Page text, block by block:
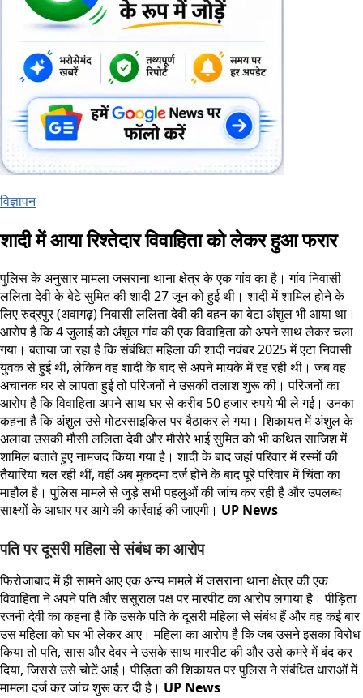
विज्ञापन
शादी में आया रिश्तेदार विवाहिता को लेकर हुआ फरार
पुलिस के अनुसार मामला जसराना थाना क्षेत्र के एक गांव का है। गांव निवासी
ललिता देवी के बेटे सुमित की शादी 27 जून को हुई थी। शादी में शामिल होने के
लिए रुद्रपुर (अवागढ़) निवासी ललिता देवी की बहन का बेटा अंशुल भी आया था।
आरोप है कि 4 जुलाई को अंशुल गांव की एक विवाहिता को अपने साथ लेकर चला
गया। बताया जा रहा है कि संबंधित महिला की शादी नवंबर 2025 में एटा निवासी
युवक से हुई थी, लेकिन वह शादी के बाद से अपने मायके में रह रही थी। जब वह
अचानक घर से लापता हुई तो परिजनों ने उसकी तलाश शुरू की। परिजनों का
आरोप है कि विवाहिता अपने साथ घर से करीब 50 हजार रुपये भी ले गई। उनका
कहना है कि अंशुल उसे मोटरसाइकिल पर बैठाकर ले गया। शिकायत में अंशुल के
अलावा उसकी मौसी ललिता देवी और मौसेरे भाई सुमित को भी कथित साजिश में
शामिल बताते हुए नामजद किया गया है। शादी के बाद जहां परिवार में रस्मों की
तैयारियां चल रही थीं, वहीं अब मुकदमा दर्ज होने के बाद पूरे परिवार में चिंता का
माहौल है। पुलिस मामले से जुड़े सभी पहलुओं की जांच कर रही है और उपलब्ध
साक्ष्यों के आधार पर आगे की कार्रवाई की जाएगी। UP News
पति पर दूसरी महिला से संबंध का आरोप
फिरोजाबाद में ही सामने आए एक अन्य मामले में जसराना थाना क्षेत्र की एक
विवाहिता ने अपने पति और ससुराल पक्ष पर मारपीट का आरोप लगाया है। पीड़िता
रजनी देवी का कहना है कि उसके पति के दूसरी महिला से संबंध हैं और वह कई बार
उस महिला को घर भी लेकर आए। महिला का आरोप है कि जब उसने इसका विरोध
किया तो पति, सास और देवर ने उसके साथ मारपीट की और उसे कमरे में बंद कर
दिया, जिससे उसे चोटें आईं। पीड़िता की शिकायत पर पुलिस ने संबंधित धाराओं में
मामला दर्ज कर जांच शुरू कर दी है। UP News